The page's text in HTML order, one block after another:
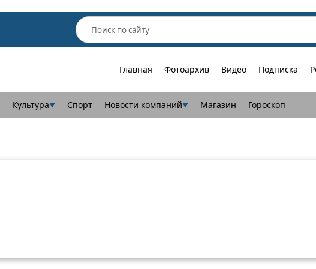
Главная Фотоархив Видео Подписка
Культура▼ Спорт Новости компаний▼ Магазин Гороскоп